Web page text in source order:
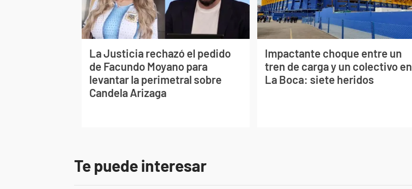
La Justicia rechazó el pedido
de Facundo Moyano para
levantar la perimetral sobre
Candela Arizaga
Impactante choque entre un
tren de carga y un colectivo en
La Boca: siete heridos
Te puede interesar